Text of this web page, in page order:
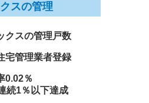
スの管理
クスの管理戸数
宅管理業者登録
0.02％
続1％以下達成